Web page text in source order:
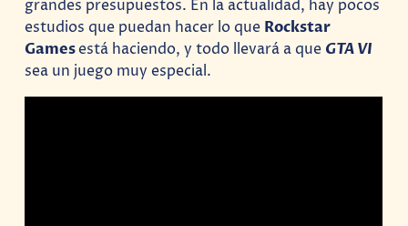
grandes presupuestos. En la actualidad, hay pocos
estudios que puedan hacer lo que Rockstar
Gamesestá haciendo, y todo llevará a que GTA VI
sea un juego muy especial.